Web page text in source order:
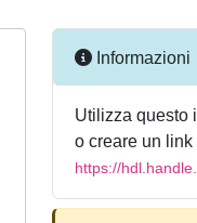
Informazioni
Utilizza questo
o creare un
https://